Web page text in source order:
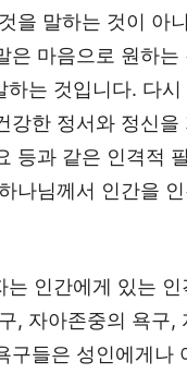
을 말하는 것이 아
은 마음으로 원하
는 것입니다. 다
한 정서와 정신
등과 같은 인격적
나님께서 인간을
인간에게 있는
, 자아존중의 욕구,
들은 성인에게나